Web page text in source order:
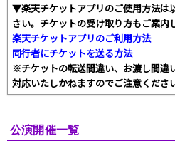
▼楽天チケットアプリのご使用方法は
さい。チケットの受け取り方もご案内
楽天チケットアプリのご利用方法
同行者にチケットを送る方法
※チケットの転送間違い、お渡し間違
対応いたしかねますのでご注意くださ
公演開催一覧